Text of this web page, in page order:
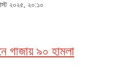
২০২৫, ২০:১০
গাজায় ৯০ হামলা